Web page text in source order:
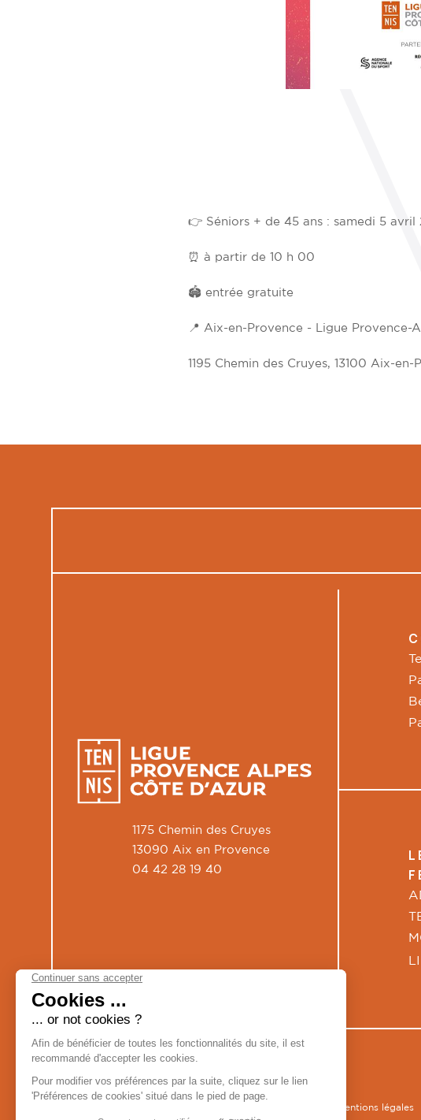
FINALE
👉 Séniors + de 45 ans : samedi 5 avril
⏰ à partir de 10 h 00
🏟 entrée gratuite
📍 Aix-en-Provence - Ligue Provence-
1195 Chemin des Cruyes, 13100 Aix-en-
1175 Chemin des Cruyes
13090 Aix en Provence
04 42 28 19 40
Mentions légales